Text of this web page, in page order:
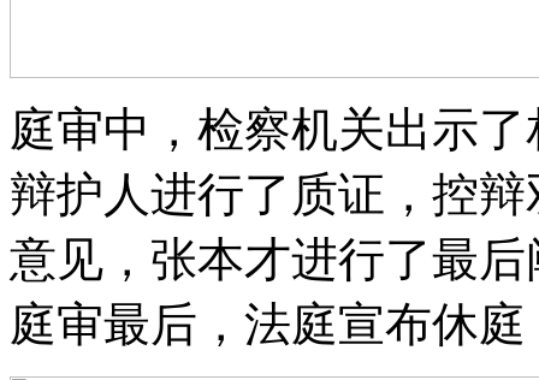
庭审中，检察机关出示
辩护人进行了质证，控
意见，张本才进行了最
庭审最后，法庭宣布休